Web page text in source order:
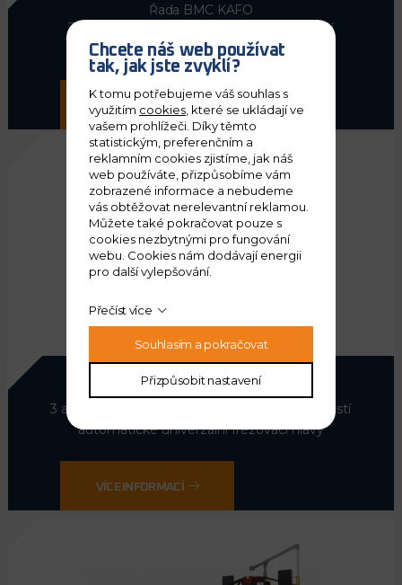
Řada BMC KAFO
3-osá portálová obráběcí centra s možností
manuální univerzální frézovací hlavy
VÍCE INFORMACÍ
Řada RV
3 až 5ti-osá portálová obráběcí centra s možností
automatické univerzální frézovací hlavy
VÍCE INFORMACÍ
Chcete náš web používat
tak, jak jste zvyklí?
K tomu potřebujeme váš souhlas s
využitím cookies , které se ukládají ve
vašem prohlížeči. Díky těmto
statistickým, preferenčním a
reklamním cookies zjistíme, jak náš
web používáte, přizpůsobíme vám
zobrazené informace a nebudeme
vás obtěžovat nerelevantní reklamou.
Můžete také pokračovat pouze s
cookies nezbytnými pro fungování
webu. Cookies nám dodávají energii
pro další vylepšování.
Přečíst více
Souhlasím a pokračovat
Přizpůsobit nastavení